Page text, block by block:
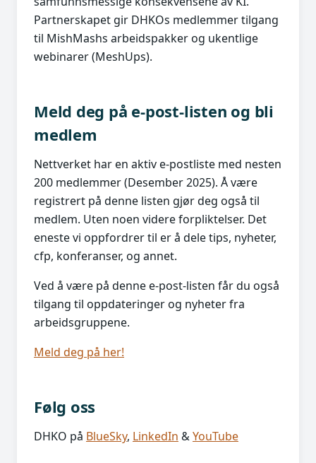
Partnerskapet gir DHKOs medlemmer tilgang
til MishMashs arbeidspakker og ukentlige
webinarer (MeshUps).
Meld deg på e-post-listen og bli
medlem
Nettverket har en aktiv e-postliste med nesten
200 medlemmer (Desember 2025). Å være
registrert på denne listen gjør deg også til
medlem. Uten noen videre forpliktelser. Det
eneste vi oppfordrer til er å dele tips, nyheter,
cfp, konferanser, og annet.
Ved å være på denne e-post-listen får du også
tilgang til oppdateringer og nyheter fra
arbeidsgruppene.
Meld deg på her!
Følg oss
DHKO på BlueSky, LinkedIn &YouTube